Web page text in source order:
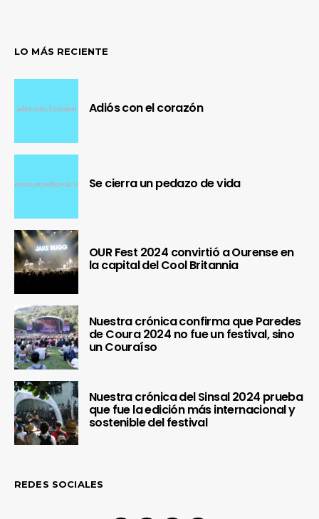
LO MÁS RECIENTE
Adiós con el corazón
Se cierra un pedazo de vida
OUR Fest 2024 convirtió a Ourense en
la capital del Cool Britannia
Nuestra crónica confirma que Paredes
de Coura 2024 no fue un festival, sino
un Couraíso
Nuestra crónica del Sinsal 2024 prueba
que fue la edición más internacional y
sostenible del festival
REDES SOCIALES